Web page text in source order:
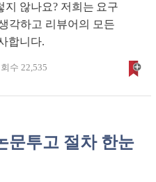
지 않나요? 저희는 요구
각하고 리뷰어의 모든
합니다.
수 22,535
문투고 절차 한눈